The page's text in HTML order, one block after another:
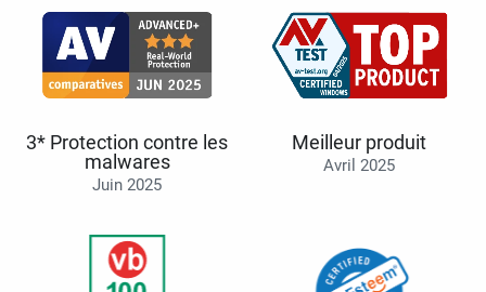
3* Protection contre les
malwares
Juin 2025
Meilleur produit
Avril 2025